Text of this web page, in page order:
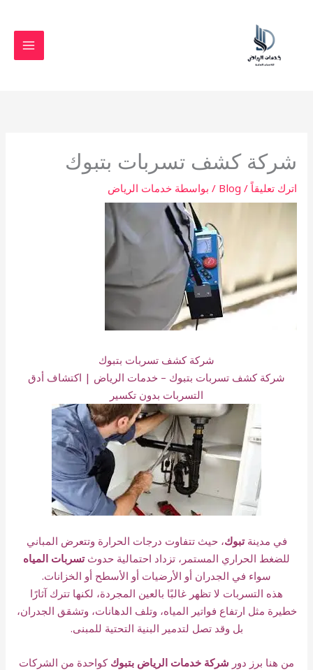
شركة كشف تسربات بتبوك
اترك تعليقاً /
Blog / بواسطة خدمات الرياض
شركة كشف تسربات بتبوك
شركة كشف تسربات بتبوك – خدمات الرياض | اكتشاف أدق
التسربات بدون تكسير
في مدينةتبوك، حيث تتفاوت درجات الحرارة وتتعرض المباني
للضغط الحراري المستمر، تزداد احتمالية حدوثتسربات المياه
سواء في الجدران أو الأرضيات أو الأسطح أو الخزانات.
هذه التسربات لا تظهر غالبًا بالعين المجردة، لكنها تترك آثارًا
خطيرة مثل ارتفاع فواتير المياه، وتلف الدهانات، وتشقق الجدران،
بل وقد تصل لتدمير البنية التحتية للمبنى.
من هنا برز دور شركة خدمات الرياض بتبوك كواحدة من الشركات